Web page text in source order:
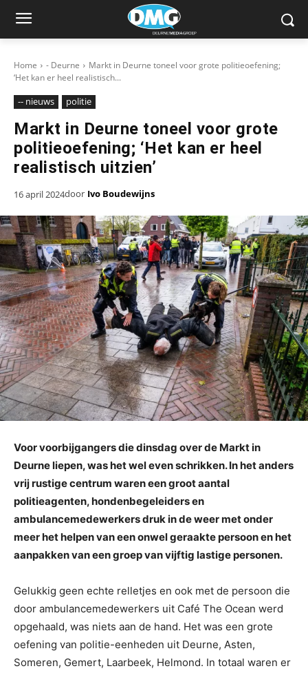
Home - Deurne
Markt in Deurne toneel voor grote politieoefening;
‘Het kan er heel realistisch...
-- nieuws politie
Markt in Deurne toneel voor grote
politieoefening; ‘Het kan er heel
realistisch uitzien’
16 april 2024door Ivo Boudewijns
Voor voorbijgangers die dinsdag over de Markt in
Deurne liepen, was het wel even schrikken. In het anders
vrij rustige centrum waren een groot aantal
politieagenten, hondenbegeleiders en
ambulancemedewerkers druk in de weer met onder
meer het helpen van een onwel geraakte persoon en het
aanpakken van een groep van vijftig lastige personen.
Gelukkig geen echte relletjes en ook met de persoon die
door ambulancemedewerkers uit Café The Ocean werd
opgehaald, was niets aan de hand. Het was een grote
oefening van politie-eenheden uit Deurne, Asten,
Someren, Gemert, Laarbeek, Helmond. In totaal waren er